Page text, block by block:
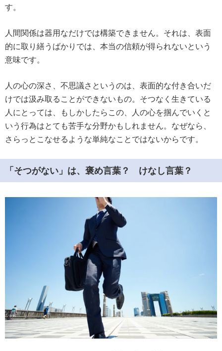
す。
人間関係は器用なだけでは構築できません。それは、表面
的に取り繕うばかりでは、本当の信頼が得られないという
意味です。
人の心の深さ、不思議さというのは、表面的な付き合いだ
けでは汲み取ることができないもの。そつなく生きている
人にとっては、もしかしたらこの、人の心を掴んでいくと
いう行為はとても苦手な分野かもしれません。なぜなら、
さらっとこなせるような単純なことではないからです。
「そつがない」は、褒め言葉？ けなし言葉？